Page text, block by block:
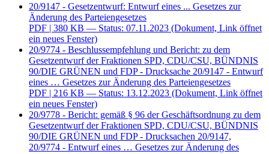
20/9147 - Gesetzentwurf: Entwurf eines ... Gesetzes zur
Änderung des Parteiengesetzes
PDF | 380 KB — Status: 07.11.2023 (Dokument, Link öffnet
ein neues Fenster)
20/9774 - Beschlussempfehlung und Bericht: zu dem
Gesetzentwurf der Fraktionen SPD, CDU/CSU, BÜNDNIS
90/DIE GRÜNEN und FDP - Drucksache 20/9147 - Entwurf
eines … Gesetzes zur Änderung des Parteiengesetzes
PDF | 216 KB — Status: 13.12.2023 (Dokument, Link öffnet
ein neues Fenster)
20/9778 - Bericht: gemäß § 96 der Geschäftsordnung zu dem
Gesetzentwurf der Fraktionen SPD, CDU/CSU, BÜNDNIS
90/DIE GRÜNEN und FDP - Drucksachen 20/9147,
20/9774 - Entwurf eines … Gesetzes zur Änderung des